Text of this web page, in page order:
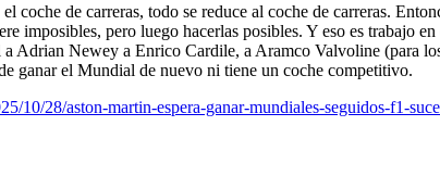
de carreras, todo se reduce al coche de carreras.
imposibles, pero luego hacerlas posibles. Y eso es trabajo
Adrian Newey a Enrico Cardile, a Aramco Valvoline (para
ganar el Mundial de nuevo ni tiene un coche competitivo.
10/28/aston-martin-espera-ganar-mundiales-seguidos-f1-